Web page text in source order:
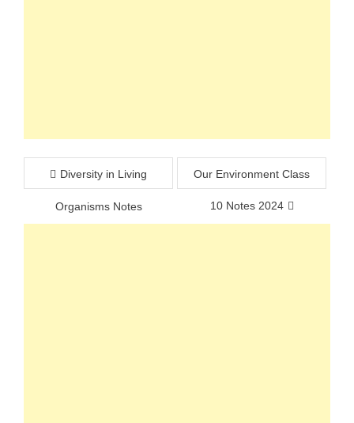
Post
navigation
Diversity in Living
Organisms Notes
Our Environment Class
10 Notes 2024